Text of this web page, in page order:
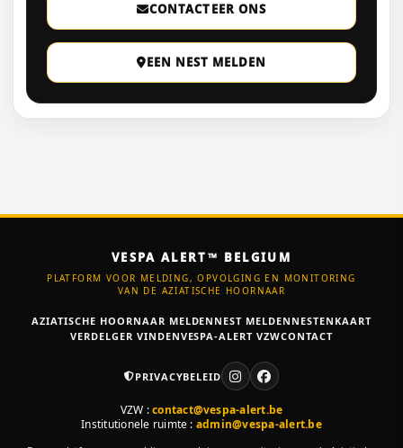
CONTACTEER ONS
EEN NEST MELDEN
VESPA ALERT™ BELGIUM
PLATFORM VOOR MELDING, OPVOLGING EN MONITORING
VAN DE AZIATISCHE HOORNAAR
AZIATISCHE HOORNAAR MELDEN NEST MELDEN NESTENKAART
VERDELGER VINDENVESPA-ALERT VZWCONTACT
PRIVACYBELEID
VZW :contact@vespa-alert.be
Institutionele ruimte : admin@vespa-alert.be